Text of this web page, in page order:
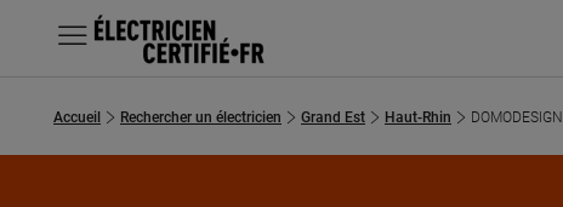
MENU
Chercher un électricien
Accueil Rechercher un électricien Grand Est Haut-Rhin DOMODESIGN